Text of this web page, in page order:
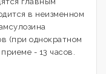
в неизменном
(при однократном
- 13 часов.